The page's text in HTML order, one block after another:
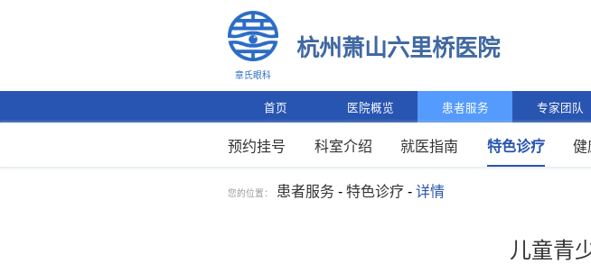
章氏眼科
杭州萧山六里桥医院
首页 医院概览 患者服务 专家团队
预约挂号 科室介绍 就医指南 特色诊疗 健
您的位置： 患者服务 - 特色诊疗 - 详情
儿童青